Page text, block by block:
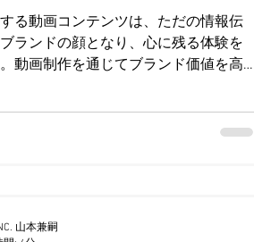
彼らは商品やサービスをただ買うだ
広めたり、ブランドの価値を一緒に
る動画コンテンツは、ただの情報伝
ランドの顔となり、心に残る体験を
動画制作を通じてブランド価値を高
作でブランド価値を最大化するため
私たちの経験とともにわかりやすく
す。たとえば、静止画やテキストだ
山本兼嗣